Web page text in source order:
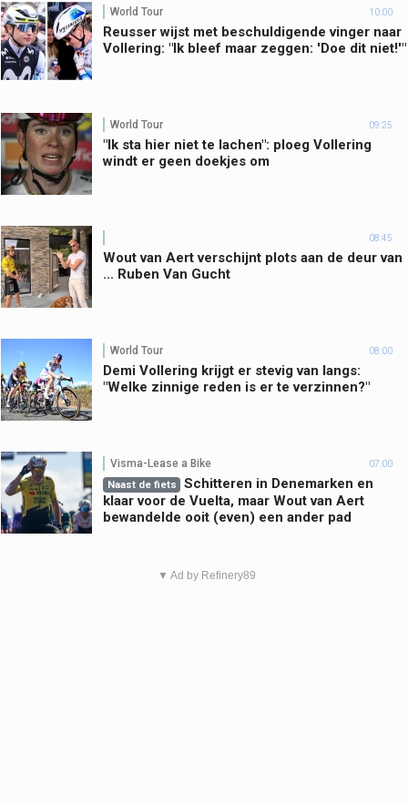
World Tour 10:00
Reusser wijst met beschuldigende vinger naar
Vollering: "Ik bleef maar zeggen: 'Doe dit niet!'"
World Tour 09:25
"Ik sta hier niet te lachen": ploeg Vollering
windt er geen doekjes om
08:45
Wout van Aert verschijnt plots aan de deur van
... Ruben Van Gucht
World Tour 08:00
Demi Vollering krijgt er stevig van langs:
"Welke zinnige reden is er te verzinnen?"
Visma-Lease a Bike 07:00
Naast de fiets
Schitteren in Denemarken en
klaar voor de Vuelta, maar Wout van Aert
bewandelde ooit (even) een ander pad
▼ Ad by Refinery89